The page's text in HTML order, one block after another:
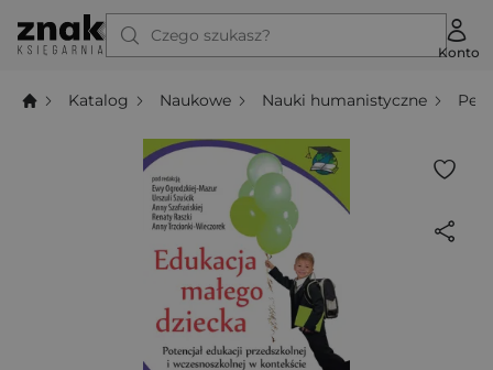
Czego szukasz?
Konto
Katalog Naukowe Nauki humanistyczne